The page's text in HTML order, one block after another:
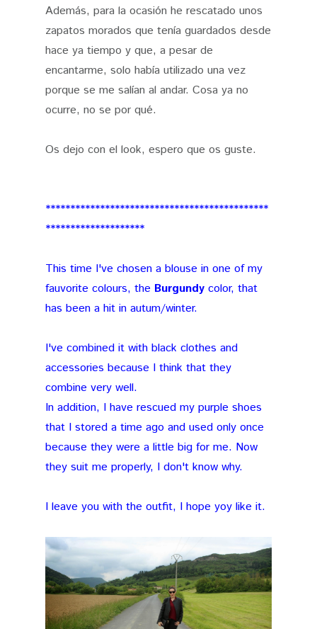
Además, para la ocasión he rescatado unos
zapatos morados que tenía guardados desde
hace ya tiempo y que, a pesar de
encantarme, solo había utilizado una vez
porque se me salían al andar. Cosa ya no
ocurre, no se por qué.
Os dejo con el look, espero que os guste.
*********************************************
********************
This time I've chosen a blouse in one of my
fauvorite colours, the Burgundy color, that
has been a hit in autum/winter.
I've combined it with black clothes and
accessories because I think that they
combine very well.
In addition, I have rescued my purple shoes
that I stored a time ago and used only once
because they were a little big for me. Now
they suit me properly, I don't know why.
I leave you with the outfit, I hope yoy like it.